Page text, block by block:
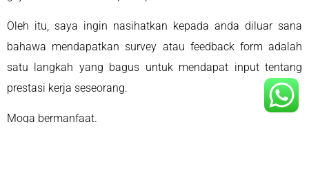
Oleh itu, saya ingin nasihatkan kepada anda diluar sana
bahawa mendapatkan survey atau feedback form adalah
satu langkah yang bagus untuk mendapat input tentang
prestasi kerja seseorang.
Moga bermanfaat.